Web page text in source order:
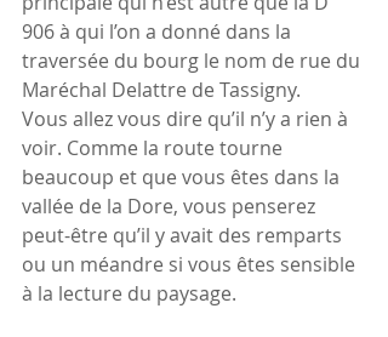
906 à qui l’on a donné dans la
traversée du bourg le nom de rue du
Maréchal Delattre de Tassigny.
Vous allez vous dire qu’il n’y a rien à
voir. Comme la route tourne
beaucoup et que vous êtes dans la
vallée de la Dore, vous penserez
peut-être qu’il y avait des remparts
ou un méandre si vous êtes sensible
à la lecture du paysage.